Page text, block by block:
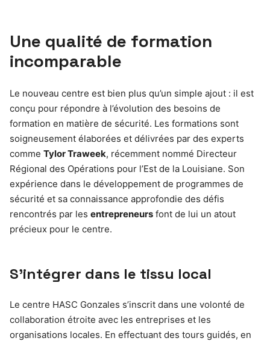
Une qualité de formation
incomparable
Le nouveau centre est bien plus qu’un simple ajout : il est
conçu pour répondre à l’évolution des besoins de
formation en matière de sécurité. Les formations sont
soigneusement élaborées et délivrées par des experts
comme Tylor Traweek, récemment nommé Directeur
Régional des Opérations pour l’Est de la Louisiane. Son
expérience dans le développement de programmes de
sécurité et sa connaissance approfondie des défis
rencontrés par les entrepreneurs font de lui un atout
précieux pour le centre.
S’intégrer dans le tissu local
Le centre HASC Gonzales s’inscrit dans une volonté de
collaboration étroite avec les entreprises et les
organisations locales. En effectuant des tours guidés, en